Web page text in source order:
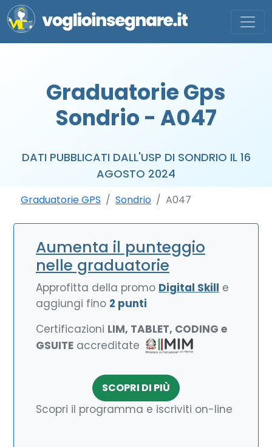
Graduatorie Gps
Sondrio - A047
DATI PUBBLICATI DALL'USP DI SONDRIO IL 16
AGOSTO 2024
Graduatorie GPS Sondrio A047
Aumenta il punteggio
nelle graduatorie
Approfitta della promo Digital Skill e
aggiungi fino 2 punti
Certificazioni LIM, TABLET, CODING e
GSUITE accreditate
SCOPRI DI PIÙ
Scopri il programma e iscriviti on-line